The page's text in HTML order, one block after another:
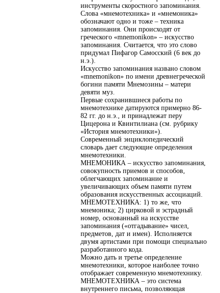
инструменты скоростного запоминания.
Слова «мнемотехника» и «мнемоника»
обозначают одно и тоже – техника
запоминания. Они происходят от
греческого «mnemonikon» – искусство
запоминания. Считается, что это слово
придумал Пифагор Самосский (6 век до
н.э.).
Искусство запоминания названо словом
«mnemonikon» по имени древнегреческой
богини памяти Мнемозины – матери
девяти муз.
Первые сохранившиеся работы по
мнемотехнике датируются примерно 86-
82 гг. до н.э., и принадлежат перу
Цицерона и Квинтилиана (см. рубрику
«История мнемотехники»).
Современный энциклопедический
словарь дает следующие определения
мнемотехники.
МНЕМОНИКА – искусство запоминания,
совокупность приемов и способов,
облегчающих запоминание и
увеличивающих объем памяти путем
образования искусственных ассоциаций.
МНЕМОТЕХНИКА: 1) то же, что
мнемоника; 2) цирковой и эстрадный
номер, основанный на искусстве
запоминания («отгадывание» чисел,
предметов, дат и имен). Исполняется
двумя артистами при помощи специально
разработанного кода.
Можно дать и третье определение
мнемотехники, которое наиболее точно
отображает современную мнемотехнику.
МНЕМОТЕХНИКА – это система
внутреннего письма, позволяющая